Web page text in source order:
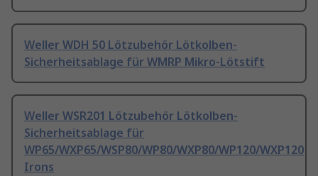
Weller WDH 50 Lötzubehör Lötkolben-
Sicherheitsablage für WMRP Mikro-Lötstift
Weller WSR201 Lötzubehör Lötkolben-
Sicherheitsablage für
WP65/WXP65/WSP80/WP80/WXP80/WP120/WXP120
Irons